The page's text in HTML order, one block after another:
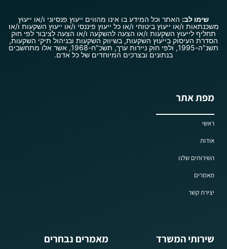
שימו לב: האתר וכל המידע בו אינו מהווים ייעוץ פנסיוני ו/או ייעוץ
משכנתאות ו/או ייעוץ ביטוחי ו/או כל ייעוץ פיננסי ו/או ייעוץ השקעות ו/או
תחליף לייעוץ השקעות ו/או הצעה להשקעה ו/או הצעה לציבור לפי חוק
הסדרת העיסוק בייעוץ השקעות, בשיווק השקעות ובניהול תיקי השקעות,
תשנ"ה-1995, ולפי חוק ניירות ערך, תשכ"ח-1968, אשר אלו מתחשבים
בנתונים ובצרכים המיוחדים של כל אדם.
מפת אתר
ראשי
אודות
השירותים שלנו
מאמרים
יצירת קשר
שירותי המשרד מאמרים נבחרים